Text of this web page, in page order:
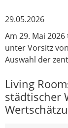
29.05.2026
Am 29. Mai
unter Vorsitz
Auswahl der
Living
städtischer